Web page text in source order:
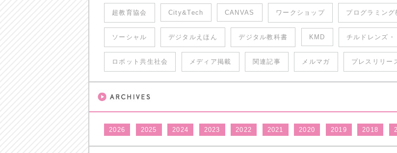
超教育協会 City&Tech CANVAS ワークショップ プログラミング
ソーシャル デジタルえほん デジタル教科書 KMD チルドレンズ・
ロボット共生社会 メディア掲載 関連記事 メルマガ プレスリリー
2026 2025 2024 2023 2022 2021 2020 2019 2018